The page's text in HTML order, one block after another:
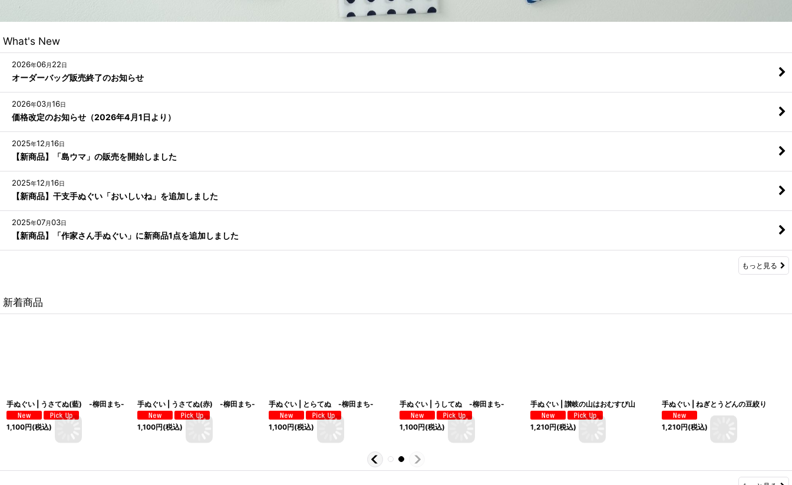
What's New
2026年06月 22日
オーダーバッグ販売終了のお知らせ
2026年03月16日
価格改定のお知らせ（2026年4月1日より）
2025年12 月16日
【新商品】「島ウマ」の販売を開始しました
2025年12 月16日
【新商品】干支手ぬぐい「おいしいね」を追加しました
2025年07月03日
【新商品】「作家さん手ぬぐい」に新商品1点を追加しました
もっと見る
新着商品
手ぬぐい | うさてぬ(藍) -柳田まち-
1,100円(税込)
手ぬぐい | うさてぬ(赤) -柳田まち-
1,100円(税込)
手ぬぐい | とらてぬ -柳田まち-
1,100円(税込)
手ぬぐい | うしてぬ -柳田まち-
1,100円(税込)
手ぬぐい | 讃岐の山はおむすび山
1,210円(税込)
手ぬぐい | ねぎとうどんの豆絞り
1,210円(税込)